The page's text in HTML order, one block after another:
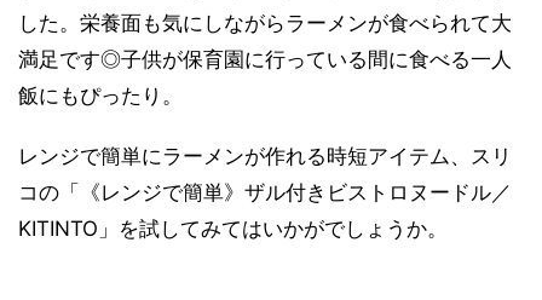
した。栄養面も気にしながらラーメンが食べられて大
満足です◎子供が保育園に行っている間に食べる一人
飯にもぴったり。
レンジで簡単にラーメンが作れる時短アイテム、スリ
コの「《レンジで簡単》ザル付きビストロヌードル／
KITINTO」を試してみてはいかがでしょうか。